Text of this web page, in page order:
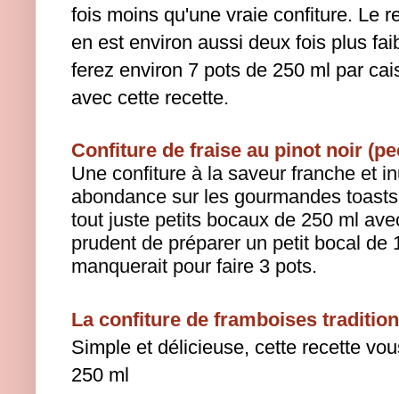
fois moins qu'une vraie confiture. Le
en est environ aussi deux fois plus
ferez environ 7 pots de 250 ml par
avec cette recette.
Confiture de fraise au pinot noir
Une confiture à la saveur franche et
abondance sur les gourmandes
tout juste petits bocaux de 250 ml
prudent de préparer un petit bocal de
manquerait pour faire 3 pots.
La confiture de framboises
Simple et délicieuse, cette recette
250 ml